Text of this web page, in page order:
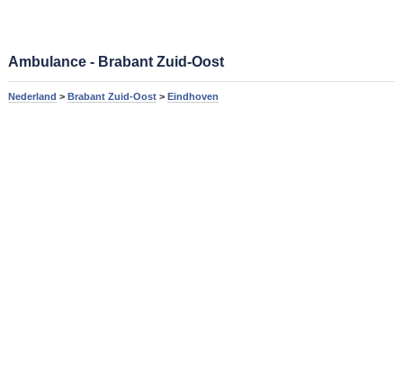
Ambulance - Brabant Zuid-Oost
Nederland > Brabant Zuid-Oost> Eindhoven